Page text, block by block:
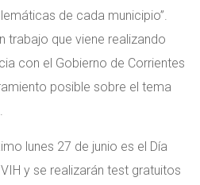
de cada municipio”.
trabajo que viene realizando
con el Gobierno de Corrientes
posible sobre el tema
lunes 27 de junio es el Día
y se realizarán test gratuitos